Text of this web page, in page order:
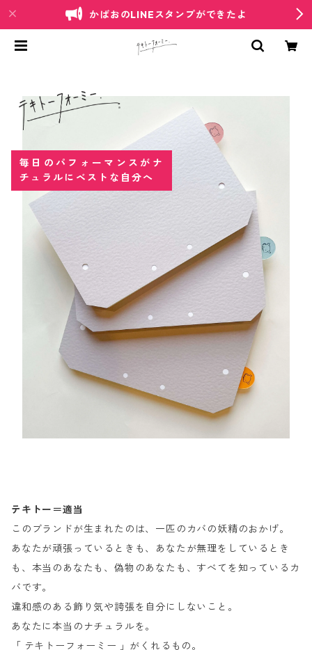
かばおのLINEスタンプができたよ
毎日のパフォーマンスがナ
チュラルにベストな自分へ
テキトー＝適当
このブランドが生まれたのは、一匹のカバの妖精のおかげ。
あなたが頑張っているときも、あなたが無理をしているとき
も、本当のあなたも、偽物のあなたも、すべてを知っているカ
バです。
違和感のある飾り気や誇張を自分にしないこと。
あなたに本当のナチュラルを。
「 テキトーフォーミー 」がくれるもの。